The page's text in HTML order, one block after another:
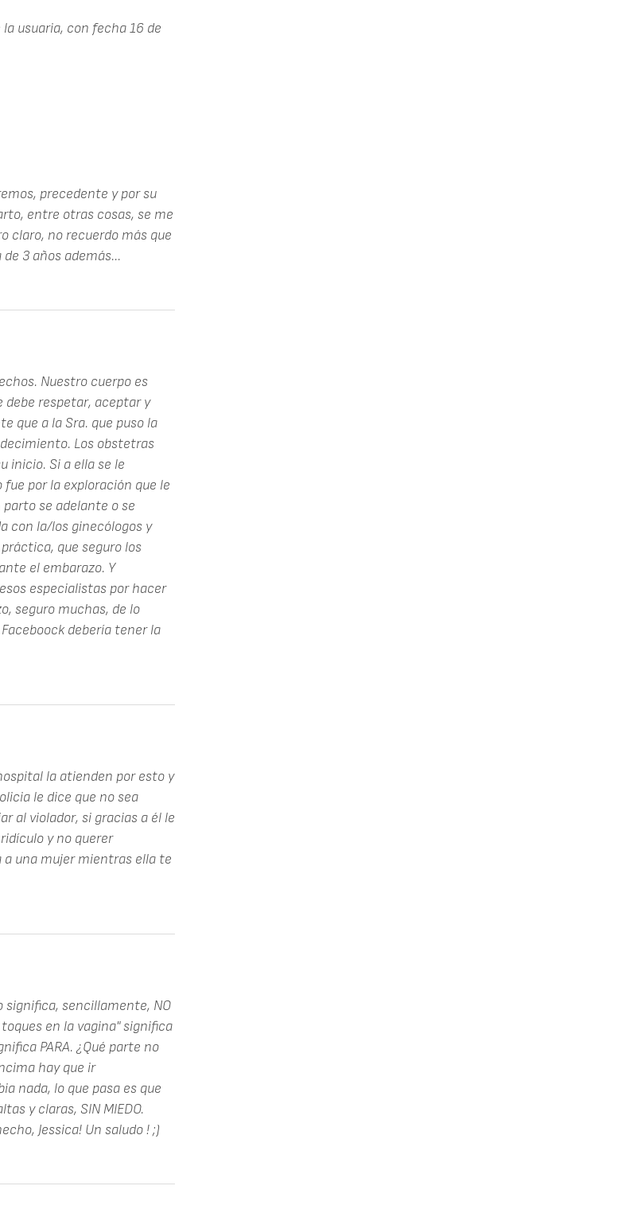
usuaria, con fecha 16 de
precedente y por su
entre otras cosas, se me
claro, no recuerdo más que
3 años además...
Nuestro cuerpo es
debe respetar, aceptar y
que a la Sra. que puso la
Los obstetras
inicio. Si a ella se le
por la exploración que le
parto se adelante o se
con la/los ginecólogos y
que seguro los
el embarazo. Y
especialistas por hacer
seguro muchas, de lo
debería tener la
la atienden por esto y
le dice que no sea
al violador, si gracias a él le
y no querer
a una mujer mientras ella te
significa, sencillamente, NO
toques en la vagina" significa
PARA. ¿Qué parte no
hay que ir
nada, lo que pasa es que
y claras, SIN MIEDO.
Jessica! Un saludo ! ;)